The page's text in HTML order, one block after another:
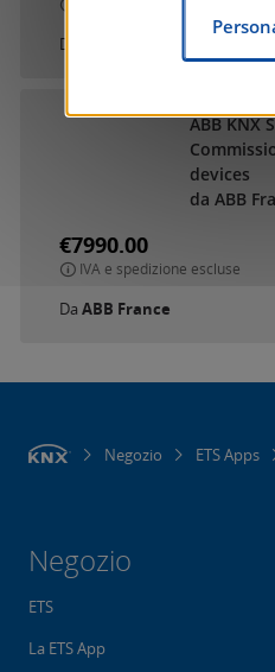
Da
ABB KNX
devices
da ABB
€7990.00
IVA e spedizione escluse
Da ABB France
Negozio ETS Apps
Negozio
ETS
La ETS App